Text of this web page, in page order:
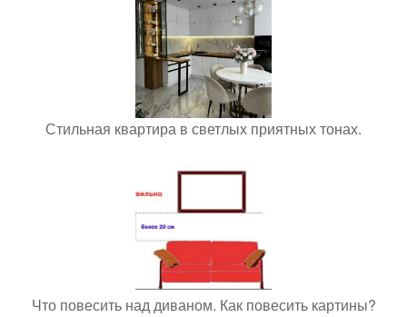
Стильная квартира в светлых приятных тонах.
Что повесить над диваном. Как повесить картины?